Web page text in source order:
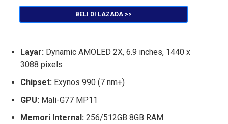
BELI DI LAZADA >>
Layar: Dynamic AMOLED 2X, 6.9 inches, 1440 x
3088 pixels
Chipset: Exynos 990 (7 nm+)
GPU: Mali-G77 MP11
Memori Internal: 256/512GB 8GB RAM